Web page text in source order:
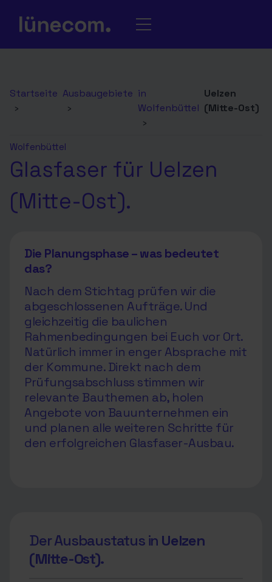
Startseite
›
Ausbaugebiete
›
in
Wolfenbüttel
›
Uelzen
(Mitte-Ost)
Wolfenbüttel
Glasfaser für Uelzen
(Mitte-Ost).
Die Planungsphase – was bedeutet
das?
Nach dem Stichtag prüfen wir die
abgeschlossenen Aufträge. Und
gleichzeitig die baulichen
Rahmenbedingungen bei Euch vor Ort.
Natürlich immer in enger Absprache mit
der Kommune. Direkt nach dem
Prüfungsabschluss stimmen wir
relevante Bauthemen ab, holen
Angebote von Bauunternehmen ein
und planen alle weiteren Schritte für
den erfolgreichen Glasfaser-Ausbau.
Der Ausbaustatus in Uelzen
(Mitte-Ost).